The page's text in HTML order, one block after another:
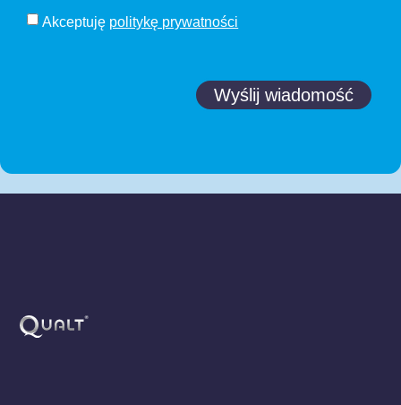
Akceptuję politykę prywatności
Wyślij wiadomość